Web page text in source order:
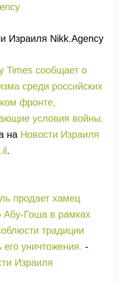
Израиля Nikk.Agency
Times сообщает о
среди российских
фронте,
условия войны.
на Новости Израиля
.
продает хамец
Абу-Гоша в рамках
традиции
уничтожения. -
Израиля